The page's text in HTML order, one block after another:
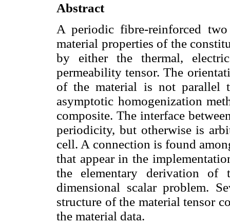
Abstract
A periodic fibre-reinforced
material properties of the
by either the thermal,
permeability tensor. The
of the material is not parallel
asymptotic homogenization
composite. The interface
periodicity, but otherwise is
cell. A connection is found
that appear in the
the elementary derivation of
dimensional scalar problem.
structure of the material tensor
the material data.